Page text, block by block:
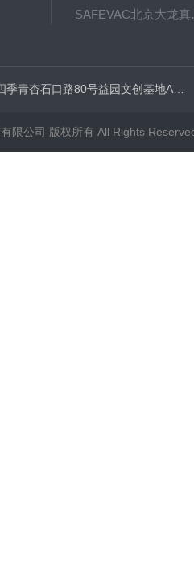
限公司 版权所有 All Rights